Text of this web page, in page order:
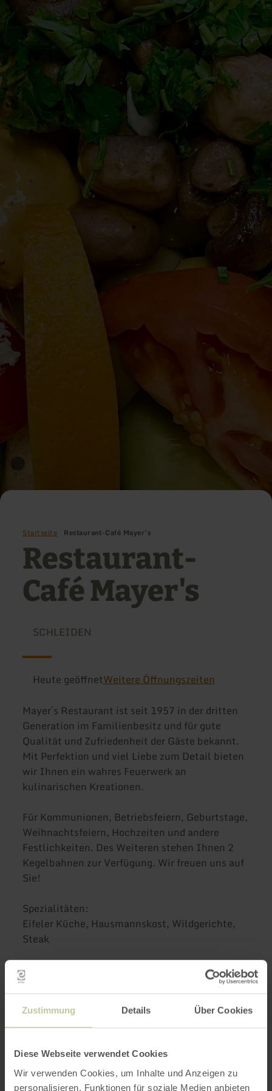
Zustimmung Details Über Cookies
Diese Webseite verwendet Cookies
Wir verwenden Cookies, um Inhalte und Anzeigen zu
personalisieren, Funktionen für soziale Medien anbieten
Startseite Restaurant-Café Mayer's
Restaurant-
Café Mayer's
SCHLEIDEN
Heute geöffnetWeitere Öffnungszeiten
Mayer´s Restaurant ist seit 1957 in der dritten
Generation im Familienbesitz und für gute
Qualität und Zufriedenheit der Gäste bekannt.
Mit Perfektion und viel Liebe zum Detail bieten
wir Ihnen ein wahres Feuerwerk an
kulinarischen Kreationen.
Für Kommunionen, Betriebsfeiern, Geburtstage,
Weihnachtsfeiern, Hochzeiten und andere
Festlichkeiten. Des Weiteren stehen Ihnen 2
Kegelbahnen zur Verfügung. Wir freuen uns auf
Sie!
Spezialitäten:
Eifeler Küche, Hausmannskost, Wildgerichte,
Steak
Das Restaurant ist für Mobilitätseingeschränkte
(mit Rollstuhl oder Rollator) barrierefrei.
Weitere Infos